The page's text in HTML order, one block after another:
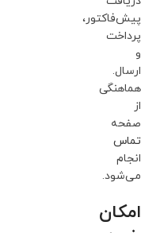
پیش‌فاکتور،
پرداخت
و
ارسال.
هماهنگی
از
صفحه
تماس
انجام
می‌شود.
امکان